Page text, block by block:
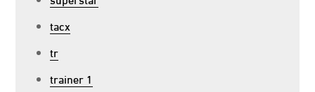
tacx
tr
trainer 1